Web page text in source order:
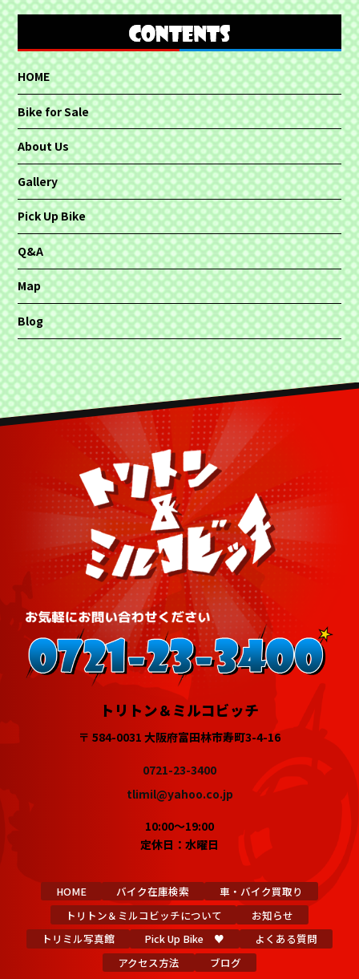
HOME
Bike for Sale
About Us
Gallery
Pick Up Bike
Q&A
Map
Blog
トリトン＆ミルコビッチ
〒 584-0031 大阪府富田林市寿町3-4-16
0721-23-3400
tlimil@yahoo.co.jp
10:00～19:00
定休日：水曜日
HOME バイク在庫検索
車・バイク買取り
トリトン＆ミルコビッチについて
お知らせ
トリミル写真館
Pick Up Bike ♥
よくある質問
アクセス方法
ブログ